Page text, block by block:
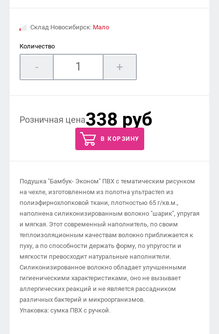
Склад Новосибирск: Мало
Количество
- +
Розничная цена338 руб
В КОРЗИНУ
Подушка "Бамбук- Эконом" ПВХ с тематическим рисунком
на чехле, изготовленном из полотна ультрастеп из
полиэфирнохлопковой ткани, плотностью 65 г/кв.м.,
наполнена силиконизированным волокно "шарик", упругая
и мягкая. Этот современный наполнитель, по своим
теплоизоляционным качествам волокно приближается к
пуху, а по способности держать форму, по упругости и
мягкости превосходит натуральные наполнители.
Силиконизированное волокно обладает улучшенными
гигиеническими характеристиками, оно не вызывает
аллергических реакций и не является рассадником
различных бактерий и микроорганизмов.
Упаковка: сумка ПВХ с ручкой.